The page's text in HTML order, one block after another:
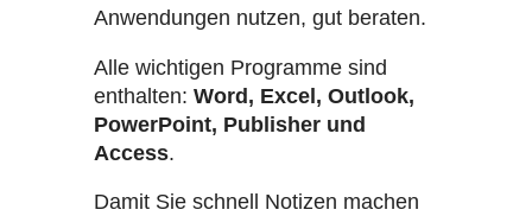
Anwendungen nutzen, gut beraten.
Alle wichtigen Programme sind
enthalten: Word, Excel, Outlook,
PowerPoint, Publisher und
Access.
Damit Sie schnell Notizen machen